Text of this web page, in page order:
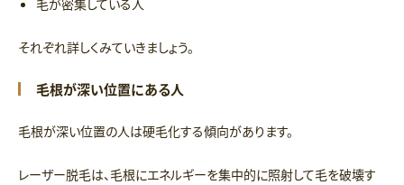
毛が密集している人
それぞれ詳しくみていきましょう。
毛根が深い位置にある人
毛根が深い位置の人は硬毛化する傾向があります。
レーザー脱毛は、毛根にエネルギーを集中的に照射して毛を破壊す